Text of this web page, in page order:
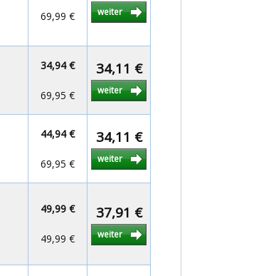
69,99 € weiter
34,94 €
69,95 €
34,11 €
weiter
44,94 €
69,95 €
34,11 €
weiter
49,99 €
49,99 €
37,91 €
weiter